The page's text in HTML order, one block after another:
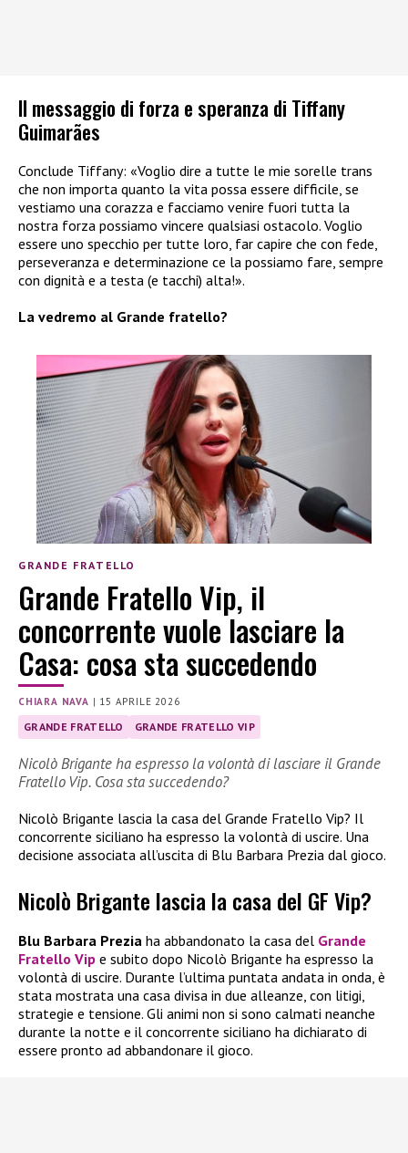
Il messaggio di forza e speranza di Tiffany
Guimarães
Conclude Tiffany: «Voglio dire a tutte le mie sorelle trans
che non importa quanto la vita possa essere difficile, se
vestiamo una corazza e facciamo venire fuori tutta la
nostra forza possiamo vincere qualsiasi ostacolo. Voglio
essere uno specchio per tutte loro, far capire che con fede,
perseveranza e determinazione ce la possiamo fare, sempre
con dignità e a testa (e tacchi) alta!».
La vedremo al Grande fratello?
GRANDE FRATELLO
Grande Fratello Vip, il
concorrente vuole lasciare la
Casa: cosa sta succedendo
CHIARA NAVA | 15 APRILE 2026
GRANDE FRATELLO GRANDE FRATELLO VIP
Nicolò Brigante ha espresso la volontà di lasciare il Grande
Fratello Vip. Cosa sta succedendo?
Nicolò Brigante lascia la casa del Grande Fratello Vip? Il
concorrente siciliano ha espresso la volontà di uscire. Una
decisione associata all’uscita di Blu Barbara Prezia dal gioco.
Nicolò Brigante lascia la casa del GF Vip?
Blu Barbara Prezia ha abbandonato la casa del Grande
Fratello Vip e subito dopo Nicolò Brigante ha espresso la
volontà di uscire. Durante l’ultima puntata andata in onda, è
stata mostrata una casa divisa in due alleanze, con litigi,
strategie e tensione. Gli animi non si sono calmati neanche
durante la notte e il concorrente siciliano ha dichiarato di
essere pronto ad abbandonare il gioco.